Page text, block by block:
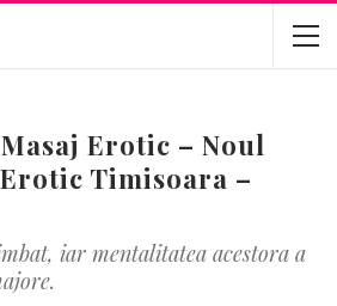
Erotic – Noul
Timisoara –
iar mentalitatea acestora a